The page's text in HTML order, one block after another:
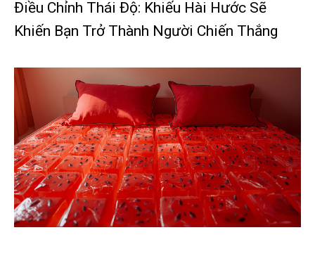
Điều Chỉnh Thái Độ: Khiếu Hài Hước Sẽ
Khiến Bạn Trở Thành Người Chiến Thắng